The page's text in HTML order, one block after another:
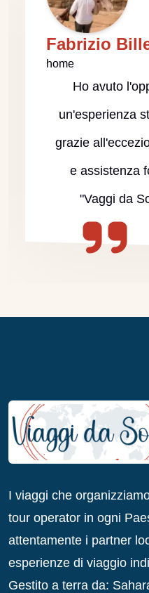
Fabrizio
home
Ho avuto
un'esperienza
grazie
e assistenza
"Vaggi da
I viaggi che
tour operator in ogni
attentamente i partner
esperienze di viaggio
Gestito a terra da: